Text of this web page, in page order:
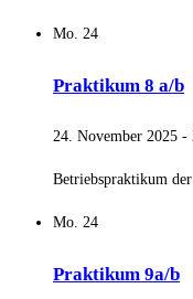
Mo. 24
Praktikum 8 a/b
24. November 2025 -
Betriebspraktikum
Mo. 24
Praktikum 9a/b